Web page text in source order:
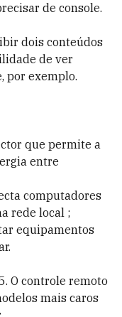
de console.
dois conteúdos
de ver
por exemplo.
que permite a
entre
computadores
rede local ;
equipamentos
O controle remoto
mais caros